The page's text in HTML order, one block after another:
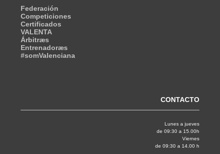
Federación
Competiciones
Certificados
VALENTA
Árbitræs
Entrenadoræs
#somValenciana
CONTACTO
Lunes a jueves
de 09:30 a 15.00h
Viernes
de 09:30 a 14.00 h